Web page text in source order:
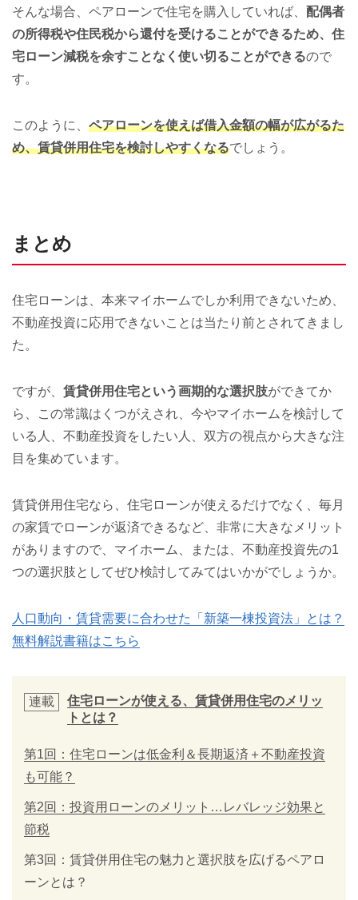
そんな場合、ペアローンで住宅を購入していれば、 配偶者
の所得税や住民税から還付を受けることができるため、住
宅ローン減税を余すことなく使い切ることができるので
す。
このように、 ペアローンを使えば借入金額の幅が広がるた
め、賃貸併用住宅を検討しやすくなるでしょう。
まとめ
住宅ローンは、本来マイホームでしか利用できないため、
不動産投資に応用できないことは当たり前とされてきまし
た。
ですが、 賃貸併用住宅という画期的な選択肢ができてか
ら、この常識はくつがえされ、今やマイホームを検討して
いる人、不動産投資をしたい人、双方の視点から大きな注
目を集めています。
賃貸併用住宅なら、住宅ローンが使えるだけでなく、毎月
の家賃でローンが返済できるなど、非常に大きなメリット
がありますので、マイホーム、または、不動産投資先の1
つの選択肢としてぜひ検討してみてはいかがでしょうか。
人口動向・賃貸需要に合わせた「新築一棟投資法」とは？
無料解説書籍はこちら
連載
住宅ローンが使える、賃貸併用住宅のメリッ
トとは？
第1回：住宅ローンは低金利＆長期返済＋不動産投資
も可能？
第2回：投資用ローンのメリット…レバレッジ効果と
節税
第3回：賃貸併用住宅の魅力と選択肢を広げるペアロ
ーンとは？